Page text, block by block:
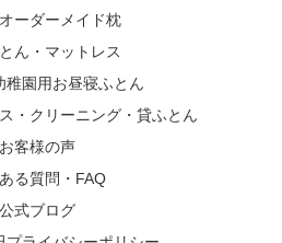
ーダーメイド枕
ん・マットレス
稚園用お昼寝ふとん
・クリーニング・貸ふとん
お客様の声
る質問・FAQ
公式ブログ